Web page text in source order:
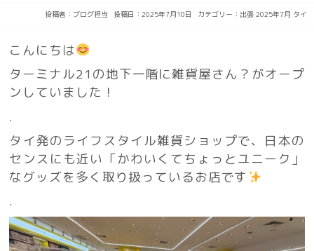
投稿者： ブログ担当 投稿日：2025年7月10日 カテゴリー： 出張 2025年7月 タイ
こんにちは
ターミナル21の地下一階に雑貨屋さん？がオープ
ンしていました！
.
タイ発のライフスタイル雑貨ショップで、日本の
センスにも近い「かわいくてちょっとユニーク」
なグッズを多く取り扱っているお店です
.